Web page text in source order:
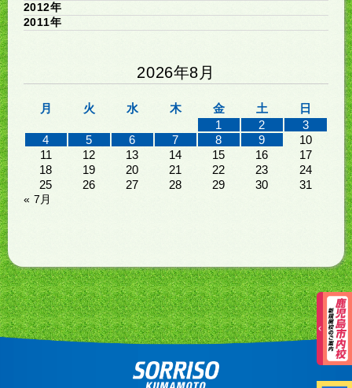
2012年
2011年
2026年8月
月 火 水 木 金 土
日
1
2
3
4
5 6 7 8 9
10
11
12 13 14 15 16
17
18
19 20 21 22 23
24
25
26 27 28 29 30 31
« 7月